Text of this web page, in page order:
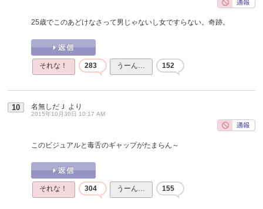
25歳でこのあどけなさって男じゃないし女ですらない。奇跡。
それな！ 283 うーん… 152
10 名無しだＪ より
2015年10月30日 10:17 AM
このビジュアルと毒舌のギャップがたまらん～
それな！ 304 うーん… 155